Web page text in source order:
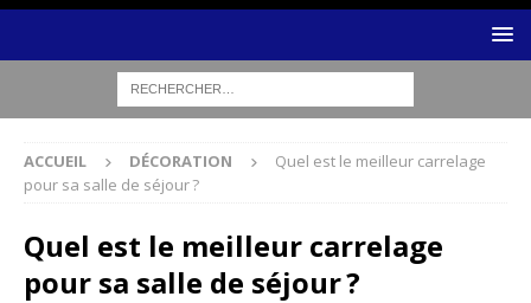
ACCUEIL DÉCORATION
Quel est le meilleur carrelage
pour sa salle de séjour ?
Quel est le meilleur carrelage
pour sa salle de séjour ?